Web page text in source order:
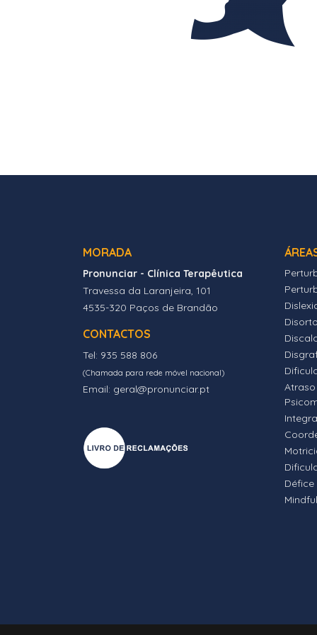
MORADA
Pronunciar - Clínica Terapêutica
Travessa da Laranjeira, 101
4535-320 Paços de Brandão
CONTACTOS
Tel: 935 588 806
(Chamada para rede móvel nacional)
Email: geral@pronunciar.pt